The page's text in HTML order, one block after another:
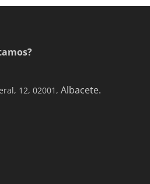
12, 02001, Albacete.